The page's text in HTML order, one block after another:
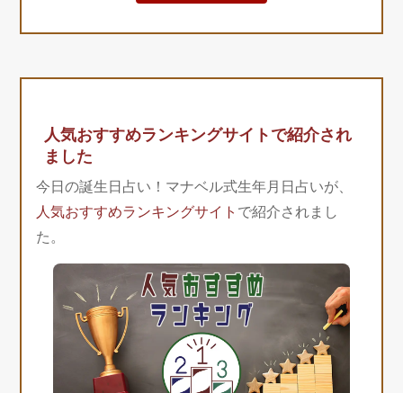
人気おすすめランキングサイトで紹介され
ました
今日の誕生日占い！マナベル式生年月日占いが、
人気おすすめランキングサイト で紹介されまし
た。